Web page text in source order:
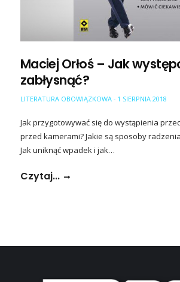
Maciej Orłoś – Jak
zabłysnąć?
LITERATURA OBOWIĄZKOWA - 1 SIERPNIA 2018
Jak przygotowywać się do wystąpienia
przed kamerami? Jakie są sposoby
Jak uniknąć wpadek i jak…
Czytaj...